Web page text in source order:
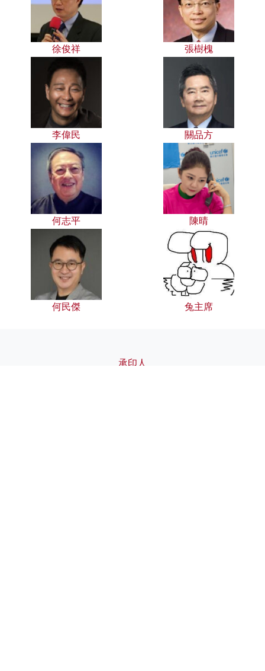
徐俊祥 張樹槐
李偉民 關品方
何志平 陳晴
何民傑 兔主席
承印人